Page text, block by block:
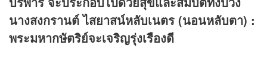
นางสงกรานต์ ไสยาสน์หลับเนตร (นอนหลับตา) :
พระมหากษัตริย์จะเจริญรุ่งเรืองดี